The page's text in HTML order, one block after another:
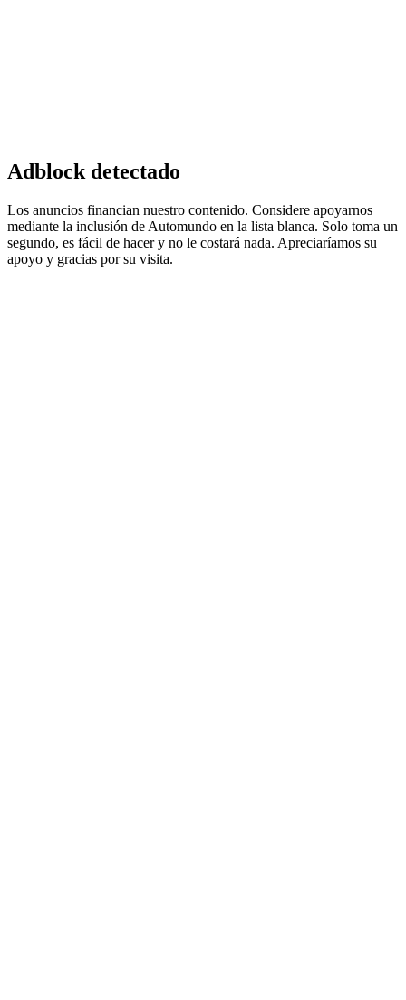
Adblock detectado
Los anuncios financian nuestro contenido. Considere apoyarnos
mediante la inclusión de Automundo en la lista blanca. Solo toma un
segundo, es fácil de hacer y no le costará nada. Apreciaríamos su
apoyo y gracias por su visita.